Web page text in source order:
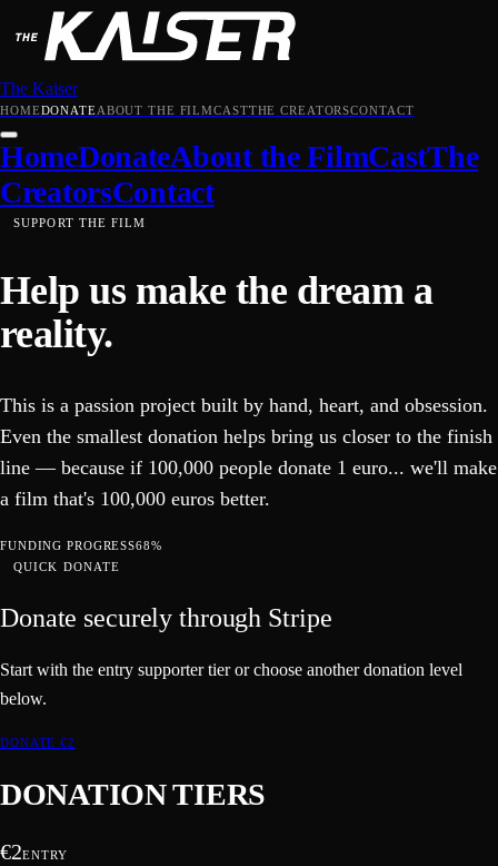
The Kaiser
HOMEDONATEABOUT THE FILMCASTTHE CREATORSCONTACT
HomeDonateAbout the FilmCastThe
CreatorsContact
SUPPORT THE FILM
Help us make the dream a
reality.
This is a passion project built by hand, heart, and obsession.
Even the smallest donation helps bring us closer to the finish
line — because if 100,000 people donate 1 euro... we'll make
a film that's 100,000 euros better.
FUNDING PROGRESS68%
QUICK DONATE
Donate securely through Stripe
Start with the entry supporter tier or choose another donation level
below.
DONATE €2
DONATION TIERS
€2ENTRY